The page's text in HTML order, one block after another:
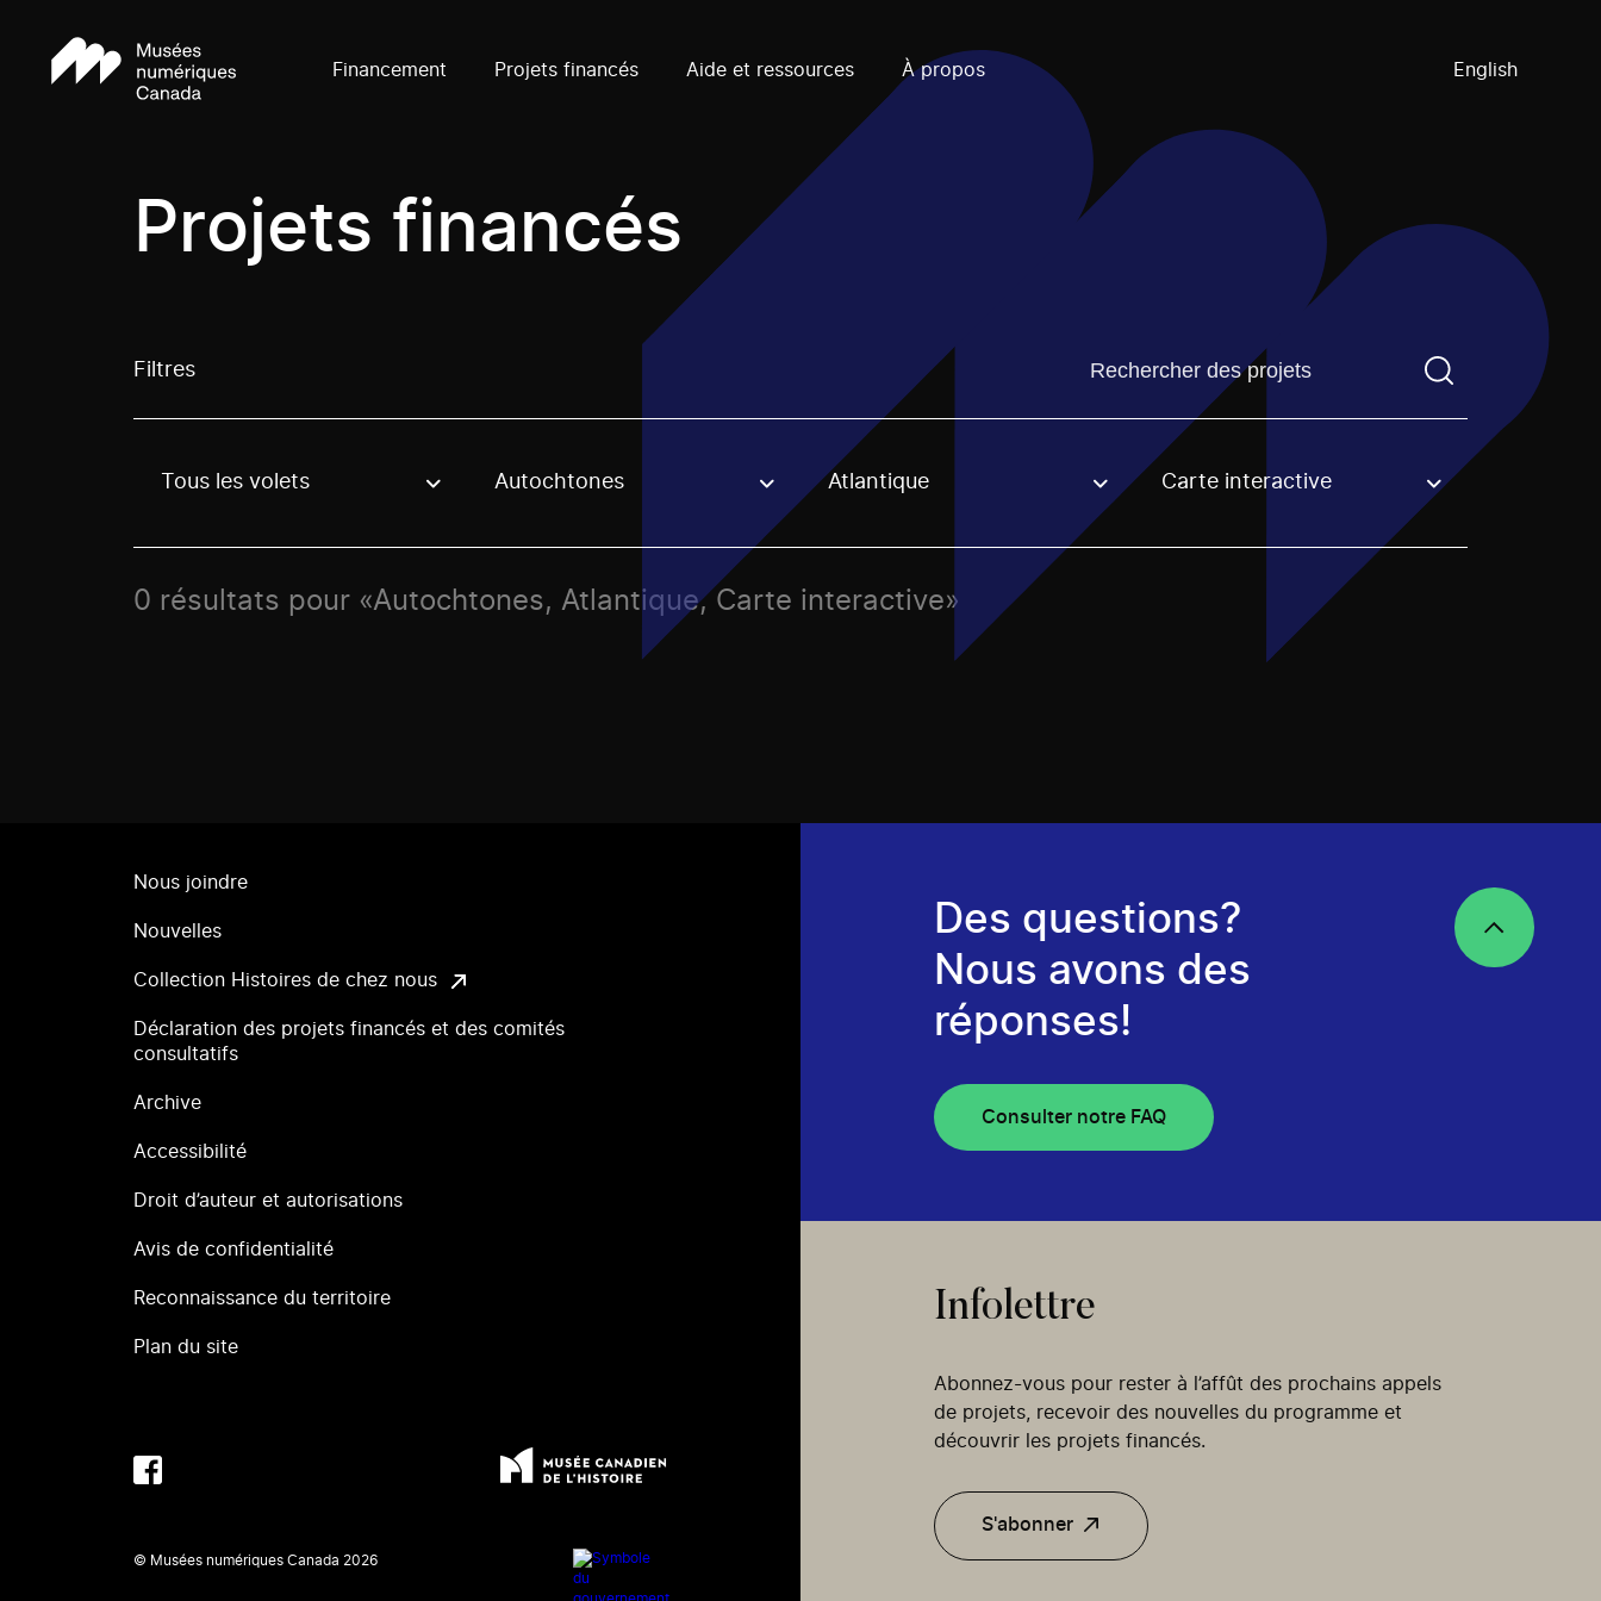
Financement Projets financés Aide et ressources À propos English
Projets financés
Filtres Trouvez un projetVous devez saisir un terme de
Use these options to filter projects by topic, stream or regon. The filter will be applied when selecting an option.
Tous les volets Autochtones Atlantique Carte interactive
0 résultats pour «Autochtones, Atlantique, Carte interactive»
Nous joindre
Nouvelles
Collection Histoires de chez nous
Déclaration des projets financés et des comités
consultatifs
Archive
Accessibilité
Droit d’auteur et autorisations
Avis de confidentialité
Reconnaissance du territoire
Plan du site
© Musées numériques Canada 2026
Des questions?
Nous avons des
réponses!
Consulter notre FAQ
Infolettre
Abonnez-vous pour rester à l’affût des prochains appels
de projets, recevoir des nouvelles du programme et
découvrir les projets financés.
S'abonner